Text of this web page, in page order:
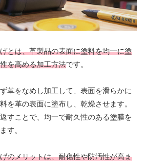
とは、革製品の表面に塗料を均一に塗
を高める加工方法です。
革をなめし加工して、表面を滑らかに
を革の表面に塗布し、乾燥させます。
すことで、均一で耐久性のある塗膜を
す。
のメリットは、耐傷性や防汚性が高ま